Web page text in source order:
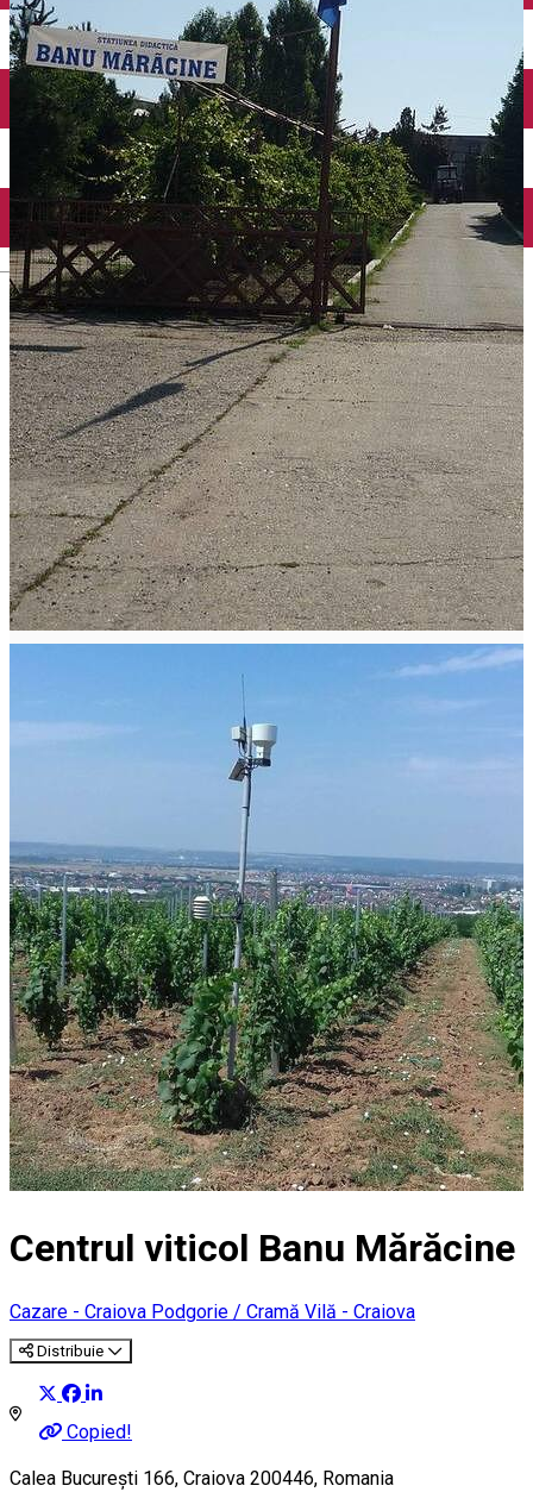
English
Închirieri auto
Închirieri biciclete
Taxi
Încărcare vehicule electrice
Centrul viticol Banu Mărăcine
Cazare - Craiova Podgorie / Cramă Vilă - Craiova
Distribuie
Copied!
Calea București 166, Craiova 200446, Romania